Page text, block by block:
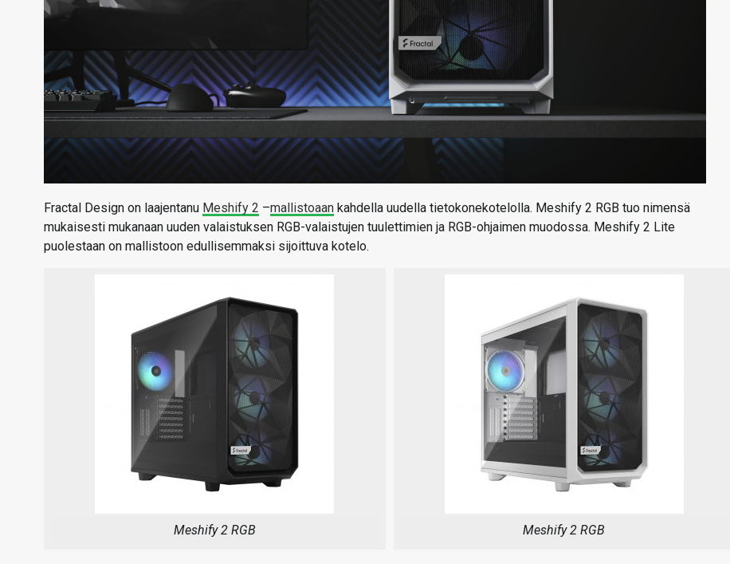
Fractal Design on laajentanu Meshify 2 –mallistoaan kahdella uudella tietokonekotelolla. Meshify 2 RGB tuo nimensä
mukaisesti mukanaan uuden valaistuksen RGB-valaistujen tuulettimien ja RGB-ohjaimen muodossa. Meshify 2 Lite
puolestaan on mallistoon edullisemmaksi sijoittuva kotelo.
Meshify 2 RGB Meshify 2 RGB